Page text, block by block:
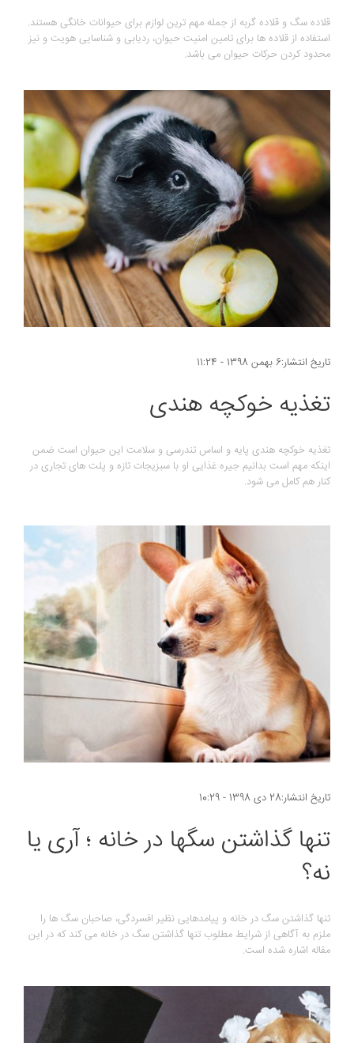
قلاده سگ و قلاده گربه از جمله مهم ترین لوازم برای حیوانات خانگی هستند.
استفاده از قلاده ها برای تامین امنیت حیوان، ردیابی و شناسایی هویت و نیز
محدود کردن حرکات حیوان می‌ باشد.
تاریخ انتشار:6 بهمن 1398 - 11:24
تغذیه خوکچه هندی
تغذیه خوکچه هندی پایه و اساس تندرسی و سلامت این حیوان است ضمن
اینکه مهم است بدانیم جیره غذایی او با سبزیجات تازه و پلت های تجاری در
کنار هم کامل می شود.
تاریخ انتشار:28 دی 1398 - 10:29
تنها گذاشتن سگها در خانه ؛ آری یا
نه؟
تنها گذاشتن سگ در خانه و پیامدهایی نظیر افسردگی، صاحبان سگ ها را
ملزم به آگاهی از شرایط مطلوب تنها گذاشتن سگ در خانه می کند که در این
مقاله اشاره شده است.